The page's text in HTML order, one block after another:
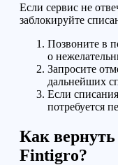
Если сервис не
заблокируйте
Позвоните в
о
Запросите
дальнейших
Если
потребуется
Как вернуть
Fintigro?